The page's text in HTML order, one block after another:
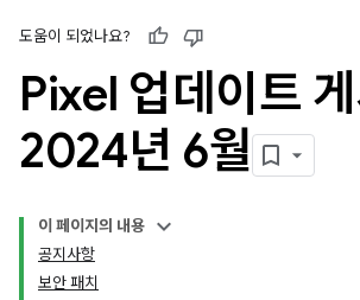
도움이 되었나요?
Pixel 업데이트
2024년 6월
이 페이지의 내용
공지사항
보안 패치